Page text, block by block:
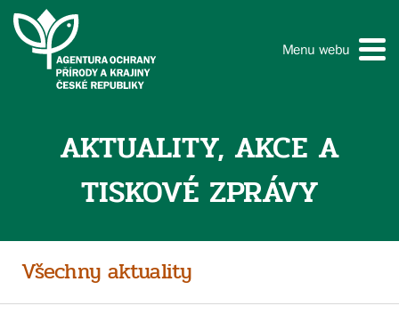
Menu webu
AKTUALITY, AKCE A
TISKOVÉ ZPRÁVY
Všechny aktuality